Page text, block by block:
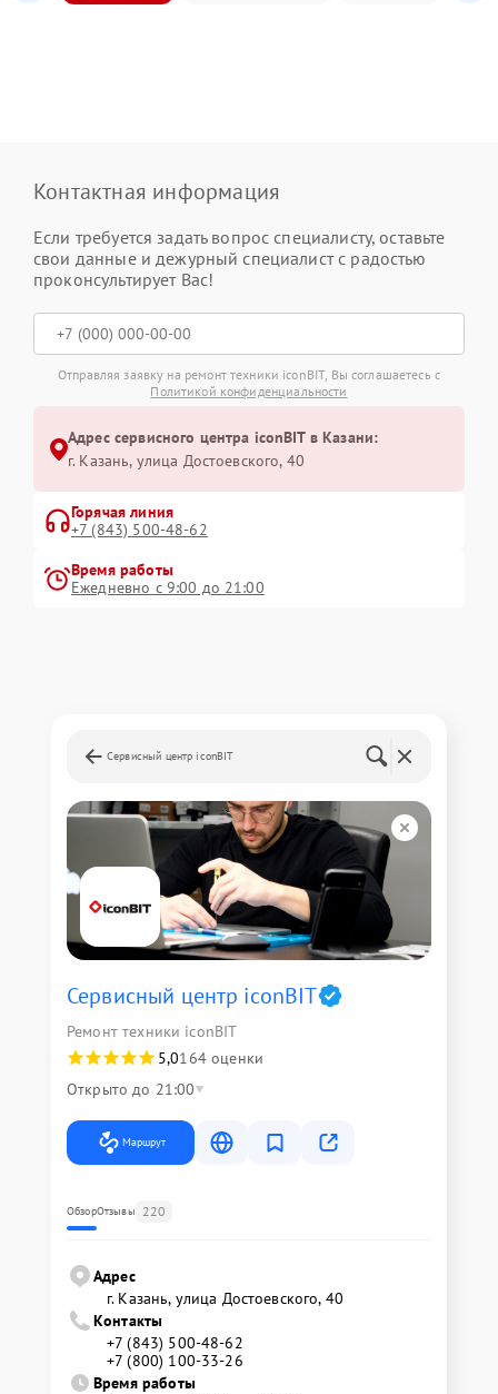
Контактная информация
Если требуется задать вопрос специалисту, оставьте
свои данные и дежурный специалист с радостью
проконсультирует Вас!
Отправляя заявку на ремонт техники iconBIT, Вы соглашаетесь с
Политикой конфиденциальности
Адрес сервисного центра iconBIT в Казани:
г. Казань, улица Достоевского, 40
Горячая линия
+7 (843) 500-48-62
Время работы
Ежедневно с 9:00 до 21:00
Сервисный центр iconBIT
Сервисный центр iconBIT
Ремонт техники iconBIT
5,0164 оценки
Открыто до 21:00
Маршрут
ОбзорОтзывы 220
Адрес
г. Казань, улица Достоевского, 40
Контакты
+7 (843) 500-48-62
+7 (800) 100-33-26
Время работы